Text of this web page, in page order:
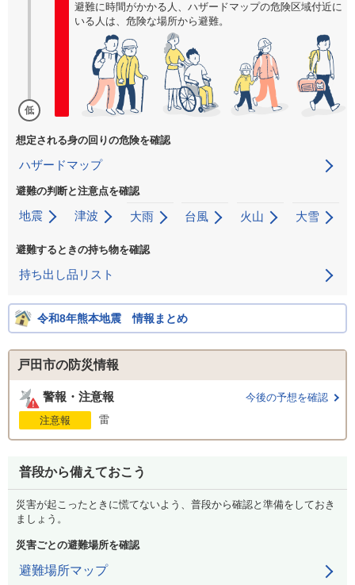
低
避難に時間がかかる人、ハザードマップの危険区域付近に
いる人は、危険な場所から避難。
想定される身の回りの危険を確認
ハザードマップ
避難の判断と注意点を確認
地震 津波 大雨 台風 火山 大雪
避難するときの持ち物を確認
持ち出し品リスト
令和8年熊本地震 情報まとめ
戸田市の防災情報
警報・注意報
今後の予想を確認
注意報
雷
普段から備えておこう
災害が起こったときに慌てないよう、普段から確認と準備をしておき
ましょう。
災害ごとの避難場所を確認
避難場所マップ